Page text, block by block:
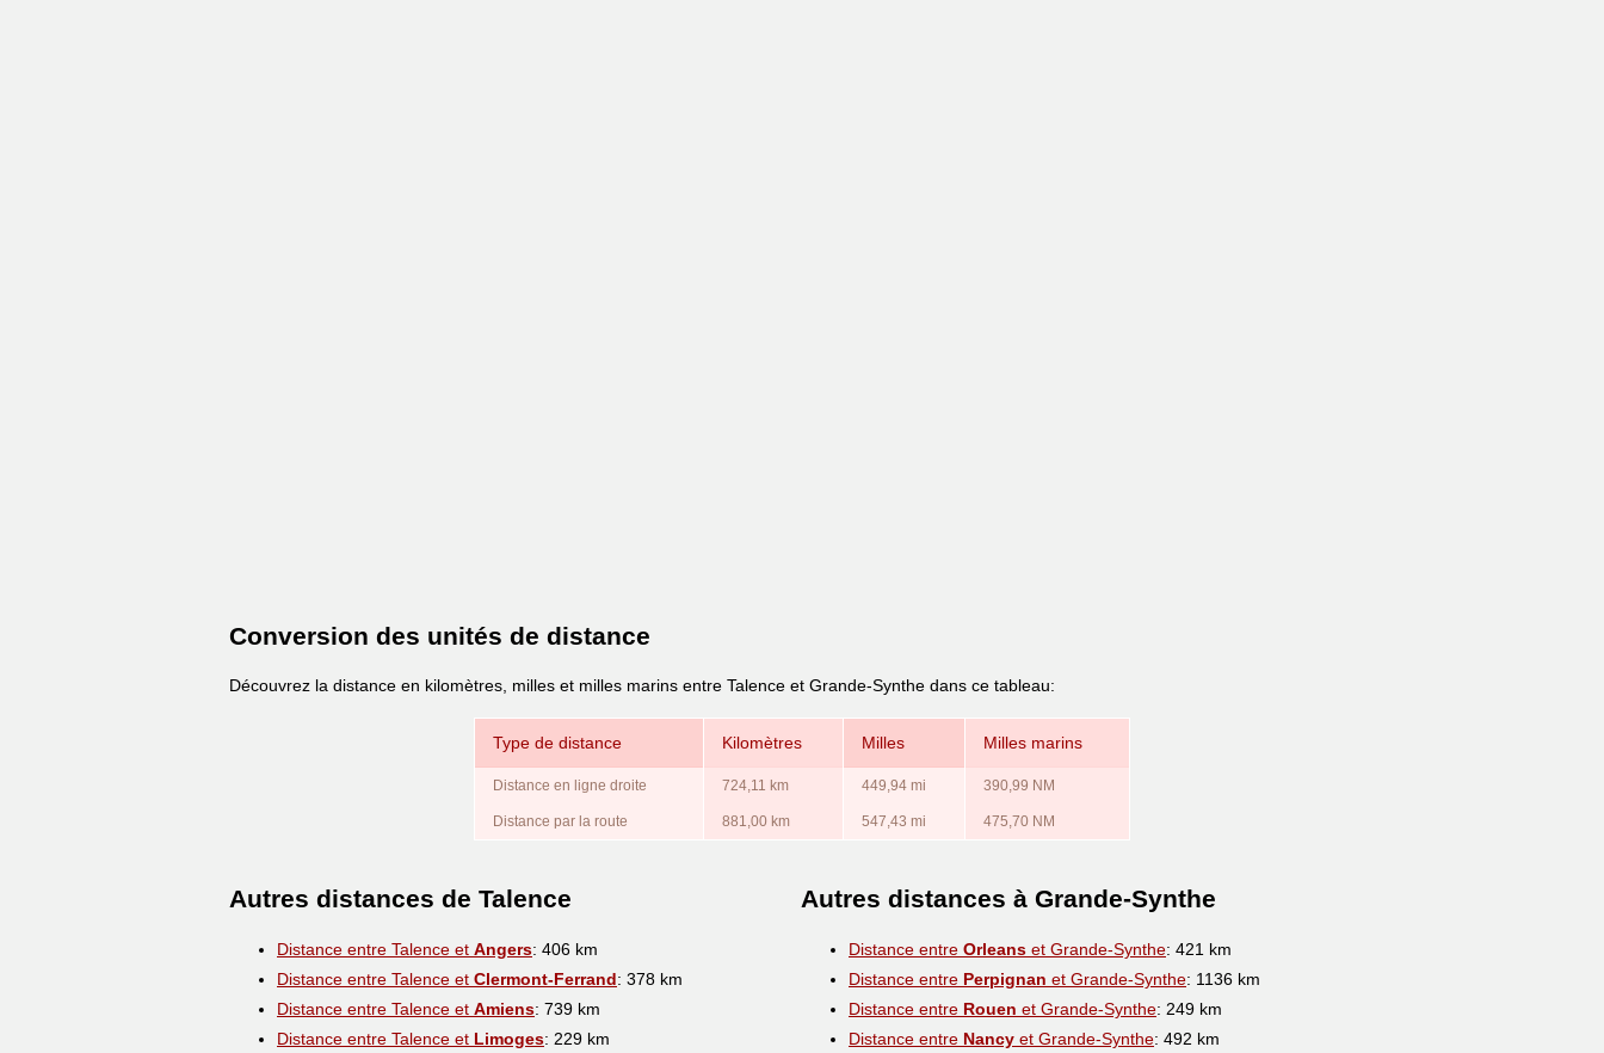
Conversion des unités de distance
Découvrez la distance en kilomètres, milles et milles marins entre Talence et Grande-Synthe dans ce tableau:
Type de distance Kilomètres Milles Milles marins
Distance en ligne droite 724,11 km 449,94 mi 390,99 NM
Distance par la route 881,00 km 547,43 mi 475,70 NM
Autres distances de Talence
Distance entre Talence et Angers: 406 km
Distance entre Talence et Clermont-Ferrand: 378 km
Distance entre Talence et Amiens: 739 km
Distance entre Talence et Limoges: 229 km
Autres distances à Grande-Synthe
Distance entre Orleans et Grande-Synthe: 421 km
Distance entre Perpignan et Grande-Synthe: 1136 km
Distance entre Rouen et Grande-Synthe: 249 km
Distance entre Nancy et Grande-Synthe: 492 km